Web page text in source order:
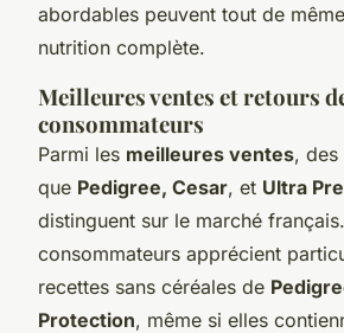
abordables peuvent tout de
nutrition complète.
Meilleures ventes et retours
consommateurs
Parmi les meilleures ventes, des
que Pedigree, Cesar, et Ultra
distinguent sur le marché
consommateurs apprécient
recettes sans céréales de
Protection, même si elles